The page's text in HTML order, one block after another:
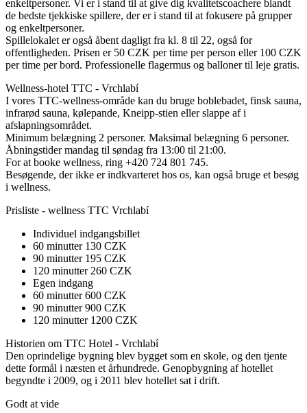
enkeltpersoner. Vi er i stand til at give dig kvalitetscoachere blandt
de bedste tjekkiske spillere, der er i stand til at fokusere på grupper
og enkeltpersoner.
Spillelokalet er også åbent dagligt fra kl. 8 til 22, også for
offentligheden. Prisen er 50 CZK per time per person eller 100 CZK
per time per bord. Professionelle flagermus og balloner til leje gratis.
Wellness-hotel TTC - Vrchlabí
I vores TTC-wellness-område kan du bruge boblebadet, finsk sauna,
infrarød sauna, kølepande, Kneipp-stien eller slappe af i
afslapningsområdet.
Minimum belægning 2 personer. Maksimal belægning 6 personer.
Åbningstider mandag til søndag fra 13:00 til 21:00.
For at booke wellness, ring +420 724 801 745.
Besøgende, der ikke er indkvarteret hos os, kan også bruge et besøg
i wellness.
Prisliste - wellness TTC Vrchlabí
Individuel indgangsbillet
60 minutter 130 CZK
90 minutter 195 CZK
120 minutter 260 CZK
Egen indgang
60 minutter 600 CZK
90 minutter 900 CZK
120 minutter 1200 CZK
Historien om TTC Hotel - Vrchlabí
Den oprindelige bygning blev bygget som en skole, og den tjente
dette formål i næsten et århundrede. Genopbygning af hotellet
begyndte i 2009, og i 2011 blev hotellet sat i drift.
Godt at vide